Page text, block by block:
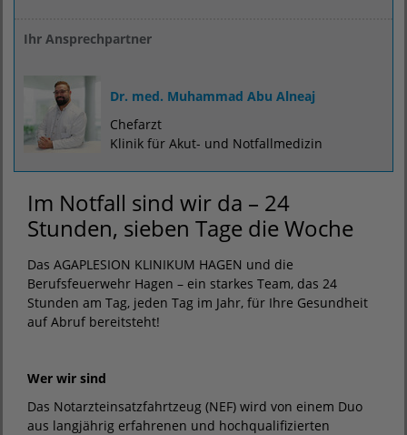
Ihr Ansprechpartner
Dr. med. Muhammad Abu Alneaj
Chefarzt
Klinik für Akut- und Notfallmedizin
Im Notfall sind wir da – 24
Stunden, sieben Tage die Woche
Das AGAPLESION KLINIKUM HAGEN und die
Berufsfeuerwehr Hagen – ein starkes Team, das 24
Stunden am Tag, jeden Tag im Jahr, für Ihre Gesundheit
auf Abruf bereitsteht!
Wer wir sind
Das Notarzteinsatzfahrtzeug (NEF) wird von einem Duo
aus langjährig erfahrenen und hochqualifizierten